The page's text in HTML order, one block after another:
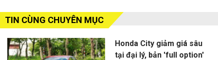
TIN CÙNG CHUYÊN MỤC
Honda City giảm giá sâu
tại đại lý, bản 'full option'